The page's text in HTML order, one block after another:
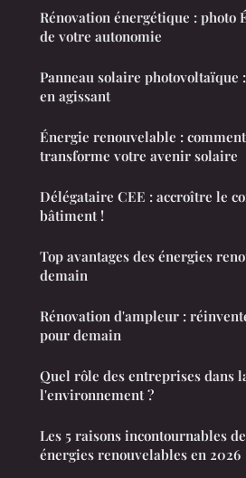
Rénovation énergétique : photo
de votre autonomie
Panneau solaire photovoltaïque
en agissant
Énergie renouvelable :
transforme votre avenir solaire
Délégataire CEE : accroître le
bâtiment !
Top avantages des énergies
demain
Rénovation d'ampleur :
pour demain
Quel rôle des entreprises dans
l'environnement ?
Les 5 raisons incontournables
énergies renouvelables en 2026